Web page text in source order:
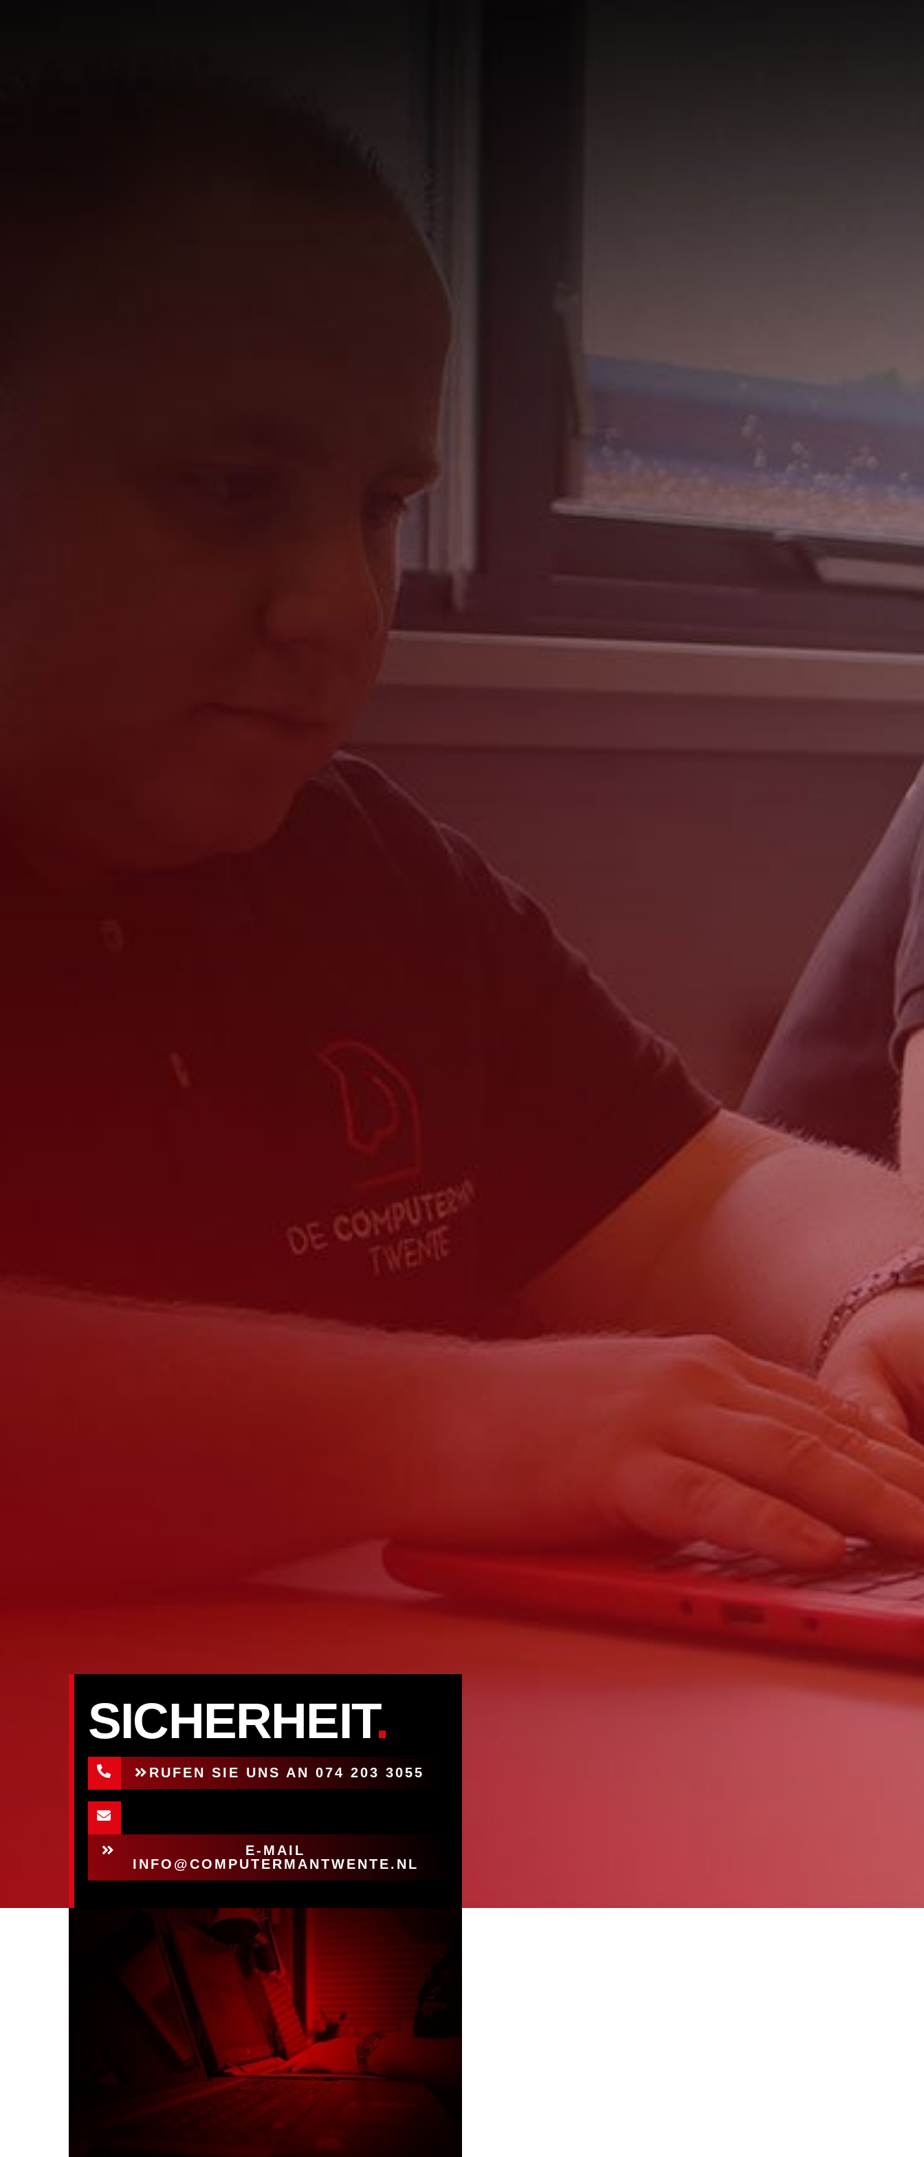
SICHERHEIT.
RUFEN SIE UNS AN 074 203 3055
E-MAIL
INFO@COMPUTERMANTWENTE.NL